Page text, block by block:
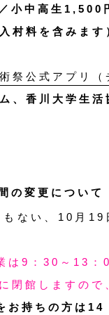
小中高生1,500
村料を含みます
祭公式アプリ（
、香川大学生
の変更について
ない、10月
は9：30～13：
館しますので
お持ちの方は